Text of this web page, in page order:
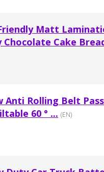
Matt
Chocolate Cake
Anti Rolling Belt
60 ° ... (EN)